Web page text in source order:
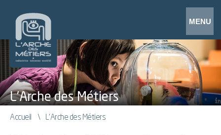
L'Arche des Métiers
Accueil L'Arche des Métiers